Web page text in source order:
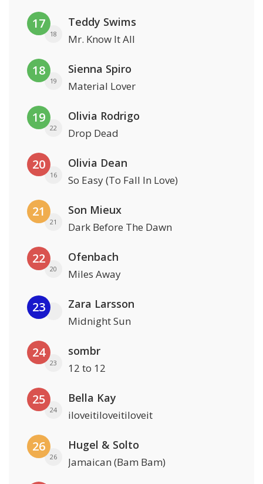
17
18
Teddy Swims
Mr. Know It All
18
19
Sienna Spiro
Material Lover
19
22
Olivia Rodrigo
Drop Dead
20
16
Olivia Dean
So Easy (To Fall In Love)
21
21
Son Mieux
Dark Before The Dawn
22
20
Ofenbach
Miles Away
23 Zara Larsson
Midnight Sun
24
23
sombr
12 to 12
25
24
Bella Kay
iloveitiloveitiloveit
26
26
Hugel & Solto
Jamaican (Bam Bam)